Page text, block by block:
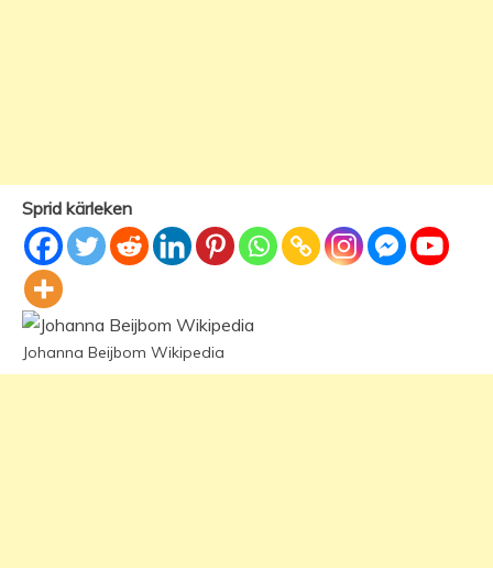
Sprid kärleken
Johanna Beijbom Wikipedia